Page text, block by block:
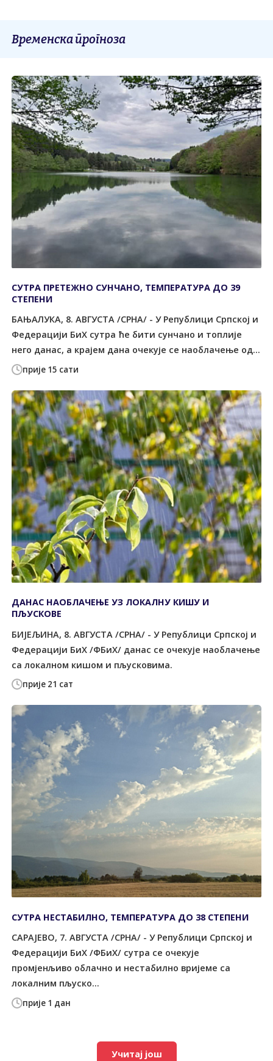
Временска прогноза
прије 15 сати
СУТРА ПРЕТЕЖНО СУНЧАНО, ТЕМПЕРАТУРА ДО 39
СТЕПЕНИ
БАЊАЛУКА, 8. АВГУСТА /СРНА/ - У Републици Српској и
Федерацији БиХ сутра ће бити сунчано и топлије
него данас, а крајем дана очекује се наоблачење од...
прије 21 сат
ДАНАС НАОБЛАЧЕЊЕ УЗ ЛОКАЛНУ КИШУ И
ПЉУСКОВЕ
БИЈЕЉИНА, 8. АВГУСТА /СРНА/ - У Републици Српској и
Федерацији БиХ /ФБиХ/ данас се очекује наоблачење
са локалном кишом и пљусковима.
прије 1 дан
СУТРА НЕСТАБИЛНО, ТЕМПЕРАТУРА ДО 38 СТЕПЕНИ
САРАЈЕВО, 7. АВГУСТА /СРНА/ - У Републици Српској и
Федерацији БиХ /ФБиХ/ сутра се очекује
промјенљиво облачно и нестабилно вријеме са
локалним пљуско...
Учитај још